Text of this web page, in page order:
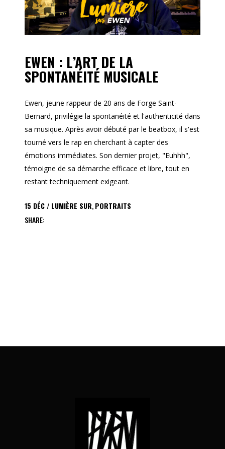
EWEN : L’ART DE LA
SPONTANÉITÉ MUSICALE
Ewen, jeune rappeur de 20 ans de Forge Saint-
Bernard, privilégie la spontanéité et l'authenticité dans
sa musique. Après avoir débuté par le beatbox, il s'est
tourné vers le rap en cherchant à capter des
émotions immédiates. Son dernier projet, "Euhhh",
témoigne de sa démarche efficace et libre, tout en
restant techniquement exigeant.
15 DÉC LUMIÈRE SUR,PORTRAITS
SHARE: